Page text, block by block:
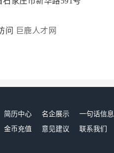
问
巨鹿人才网
简历中心 名企展示 一句话信息
金币充值 意见建议 联系我们